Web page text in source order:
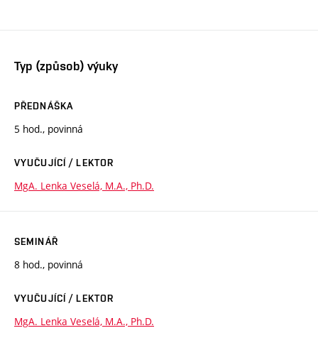
Typ (způsob) výuky
PŘEDNÁŠKA
5 hod., povinná
VYUČUJÍCÍ / LEKTOR
MgA. Lenka Veselá, M.A., Ph.D.
SEMINÁŘ
8 hod., povinná
VYUČUJÍCÍ / LEKTOR
MgA. Lenka Veselá, M.A., Ph.D.